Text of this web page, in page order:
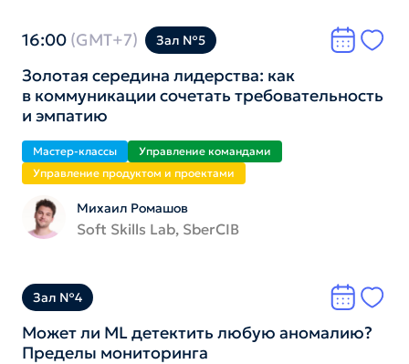
16:00 (GMT+7) Зал №5
Золотая середина лидерства: как
в коммуникации сочетать требовательность
и эмпатию
Мастер-классы
Управление командами
Управление продуктом и проектами
Михаил Ромашов
Soft Skills Lab, SberCIB
Зал №4
Может ли ML детектить любую аномалию?
Пределы мониторинга